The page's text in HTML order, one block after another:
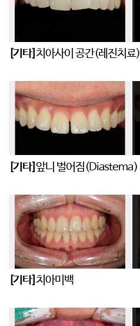
[기타] 치아사이 공간(레진치료)
[기타] 앞니 벌어짐(Diastema)
[기타] 치아미백